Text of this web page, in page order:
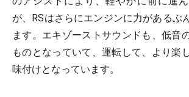
が、RSはさらにエンジンに力があるぶ
ます。エキゾーストサウンドも、低音
ものとなっていて、運転して、より楽
味付けとなっています。